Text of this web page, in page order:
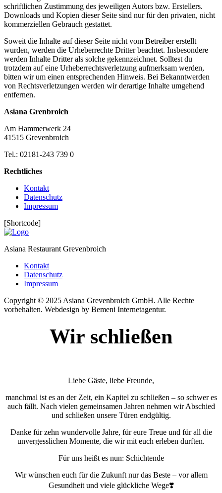
schriftlichen Zustimmung des jeweiligen Autors bzw. Erstellers.
Downloads und Kopien dieser Seite sind nur für den privaten, nicht
kommerziellen Gebrauch gestattet.
Soweit die Inhalte auf dieser Seite nicht vom Betreiber erstellt
wurden, werden die Urheberrechte Dritter beachtet. Insbesondere
werden Inhalte Dritter als solche gekennzeichnet. Solltest du
trotzdem auf eine Urheberrechtsverletzung aufmerksam werden,
bitten wir um einen entsprechenden Hinweis. Bei Bekanntwerden
von Rechtsverletzungen werden wir derartige Inhalte umgehend
entfernen.
Asiana Grenbroich
Am Hammerwerk 24
41515 Grevenbroich
Tel.: 02181-243 739 0
Rechtliches
Kontakt
Datenschutz
Impressum
[Shortcode]
Asiana Restaurant Grevenbroich
Kontakt
Datenschutz
Impressum
Copyright © 2025 Asiana Grevenbroich GmbH. Alle Rechte
vorbehalten. Webdesign by Bemeni Internetagentur.
Wir schließen
Liebe Gäste, liebe Freunde,
manchmal ist es an der Zeit, ein Kapitel zu schließen – so schwer es
auch fällt. Nach vielen gemeinsamen Jahren nehmen wir Abschied
und schließen unsere Türen endgültig.
Danke für zehn wundervolle Jahre, für eure Treue und für all die
unvergesslichen Momente, die wir mit euch erleben durften.
Für uns heißt es nun: Schichtende
Wir wünschen euch für die Zukunft nur das Beste – vor allem
Gesundheit und viele glückliche Wege❣️